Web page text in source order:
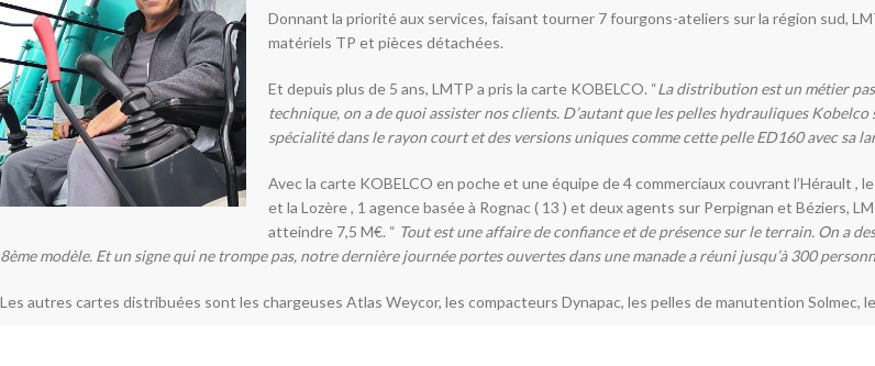
Donnant la priorité aux services, faisant tourner 7 fourgons-ateliers sur la région sud,
matériels TP et pièces détachées.
Et depuis plus de 5 ans, LMTP a pris la carte KOBELCO. “La distribution est un métier
technique, on a de quoi assister nos clients. D’autant que les pelles hydrauliques
spécialité dans le rayon court et des versions uniques comme cette pelle ED160 avec sa
Avec la carte KOBELCO en poche et une équipe de 4 commerciaux couvrant l’Hérault ,
et la Lozère , 1 agence basée à Rognac ( 13 ) et deux agents sur Perpignan et Béziers,
atteindre 7,5 M€. “ Tout est une affaire de confiance et de présence sur le terrain. On a
8ème modèle. Et un signe qui ne trompe pas, notre dernière journée portes ouvertes dans une manade a réuni jusqu’à 300
Les autres cartes distribuées sont les chargeuses Atlas Weycor, les compacteurs Dynapac, les pelles de manutention Solmec,